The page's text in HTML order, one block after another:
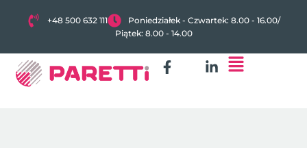
+48 500 632 111 Poniedziałek - Czwartek: 8.00 - 16.00/
Piątek: 8.00 - 14.00